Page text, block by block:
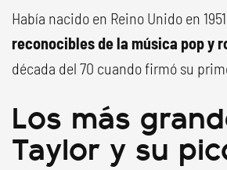
Había nacido en Reino Unido en
reconocibles de la música pop y
década del 70 cuando firmó su
Los más
Taylor y su